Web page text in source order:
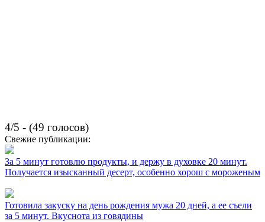
4/5 - (49 голосов)
Свежие публикации:
За 5 минут готовлю продукты, и держу в духовке 20 минут.
Получается изысканный десерт, особенно хорош с мороженым
Готовила закуску на день рождения мужа 20 дней, а ее съели
за 5 минут. Вкуснота из говядины